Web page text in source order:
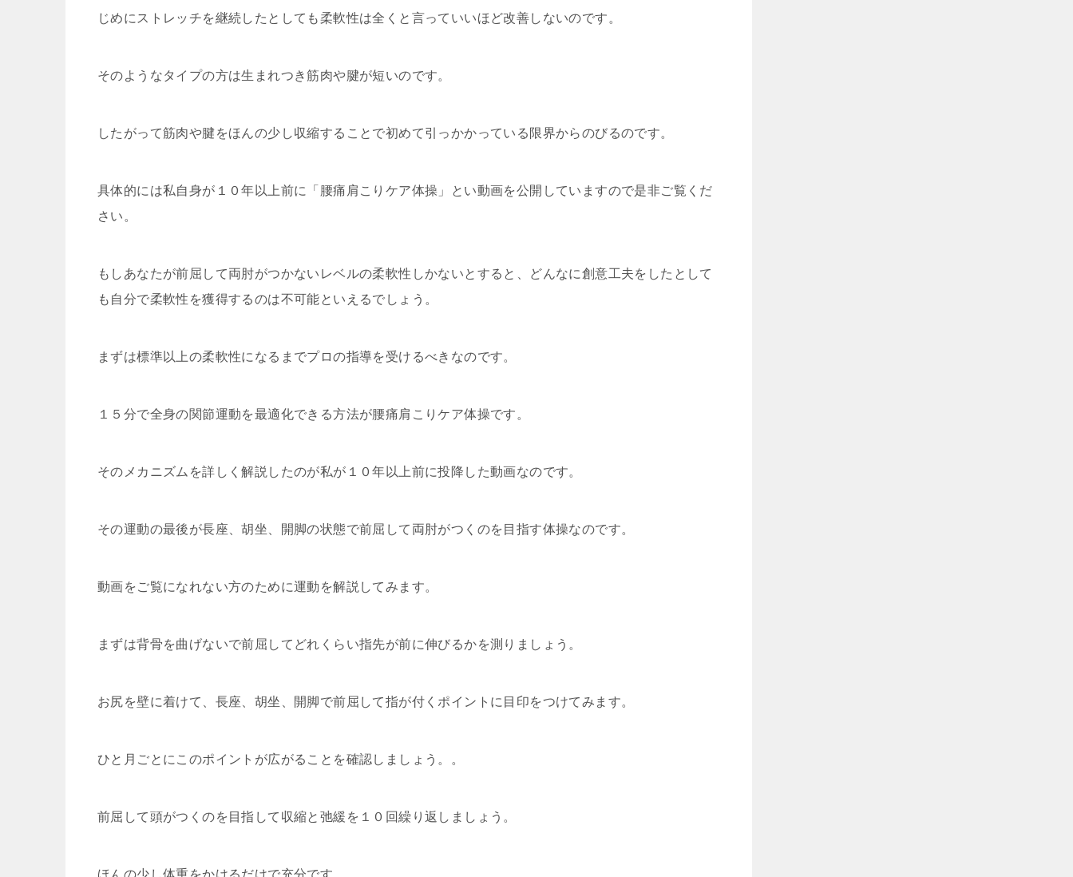
じめにストレッチを継続したとしても柔軟性は全くと言っていいほど改善しないのです。
そのようなタイプの方は生まれつき筋肉や腱が短いのです。
したがって筋肉や腱をほんの少し収縮することで初めて引っかかっている限界からのびるのです。
具体的には私自身が１０年以上前に「腰痛肩こりケア体操」とい動画を公開していますので是非ご覧くだ
さい。
もしあなたが前屈して両肘がつかないレベルの柔軟性しかないとすると、どんなに創意工夫をしたとして
も自分で柔軟性を獲得するのは不可能といえるでしょう。
まずは標準以上の柔軟性になるまでプロの指導を受けるべきなのです。
１５分で全身の関節運動を最適化できる方法が腰痛肩こりケア体操です。
そのメカニズムを詳しく解説したのが私が１０年以上前に投降した動画なのです。
その運動の最後が長座、胡坐、開脚の状態で前屈して両肘がつくのを目指す体操なのです。
動画をご覧になれない方のために運動を解説してみます。
まずは背骨を曲げないで前屈してどれくらい指先が前に伸びるかを測りましょう。
お尻を壁に着けて、長座、胡坐、開脚で前屈して指が付くポイントに目印をつけてみます。
ひと月ごとにこのポイントが広がることを確認しましょう。。
前屈して頭がつくのを目指して収縮と弛緩を１０回繰り返しましょう。
ほんの少し体重をかけるだけで充分です。